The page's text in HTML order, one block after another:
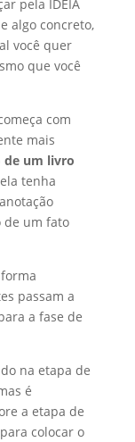
pela IDEIA
algo concreto,
você quer
que você
com
mais
de um livro
tenha
de um fato
passam a
a fase de
na etapa de
é
a etapa de
colocar o